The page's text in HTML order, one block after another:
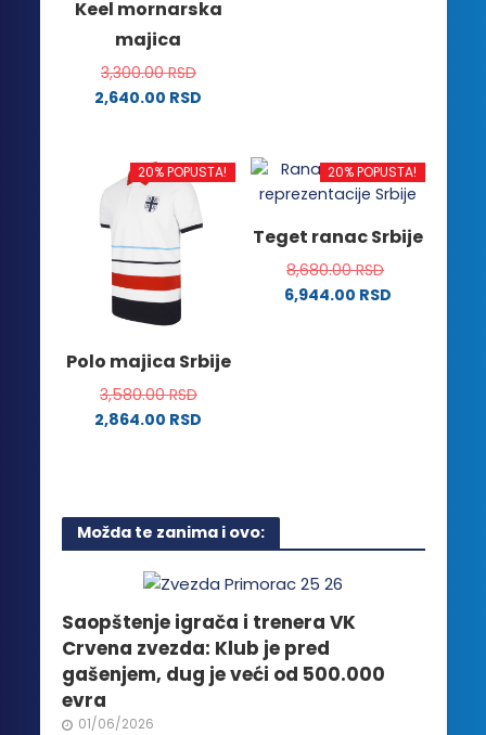
stranici
proizvoda.
Keel mornarska
majica
3,300.00RSD
2,640.00 RSD
ima
više
varijanti.
Opcije
mogu
biti
izabrane
stranici
proizvoda.
izabrane
na
proizvoda.
20% POPUSTA!
Polo majica Srbije
3,580.00RSD
2,864.00 RSD
više
varijanti.
Opcije
mogu
biti
izabrane
na
stranici
proizvoda.
20% POPUSTA!
Teget ranac Srbije
8,680.00RSD
6,944.00 RSD
Možda te zanima i ovo:
Saopštenje igrača i trenera VK
Crvena zvezda: Klub je pred
gašenjem, dug je veći od 500.000
evra
01/06/2026